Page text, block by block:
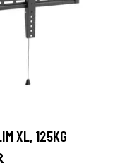
XL, 125KG